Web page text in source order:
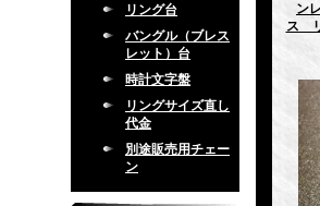
リング台
バングル（ブレス
レット）台
時計文字盤
リングサイズ直し
代金
別途販売用チェー
ン
ン
ス